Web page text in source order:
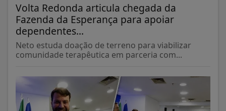
Volta Redonda articula chegada da
Fazenda da Esperança para apoiar
dependentes...
Neto estuda doação de terreno para viabilizar
comunidade terapêutica em parceria com...